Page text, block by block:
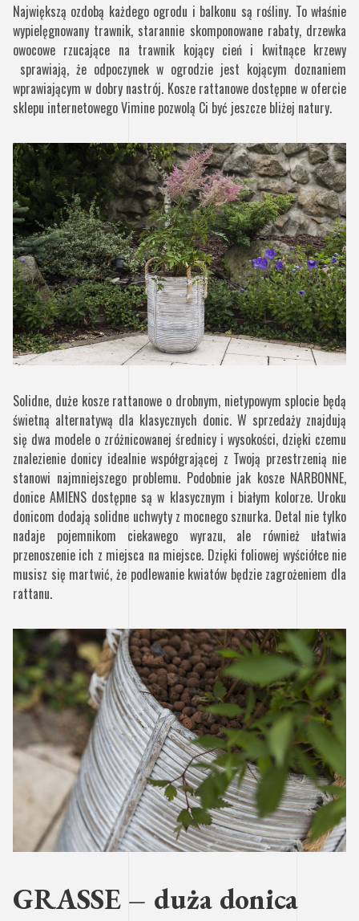
Największą ozdobą każdego ogrodu i balkonu są rośliny. To właśnie
wypielęgnowany trawnik, starannie skomponowane rabaty, drzewka
owocowe rzucające na trawnik kojący cień i kwitnące krzewy
sprawiają, że odpoczynek w ogrodzie jest kojącym doznaniem
wprawiającym w dobry nastrój. Kosze rattanowe dostępne w ofercie
sklepu internetowego Vimine pozwolą Ci być jeszcze bliżej natury.
Solidne, duże kosze rattanowe o drobnym, nietypowym splocie będą
świetną alternatywą dla klasycznych donic. W sprzedaży znajdują
się dwa modele o zróżnicowanej średnicy i wysokości, dzięki czemu
znalezienie donicy idealnie współgrającej z Twoją przestrzenią nie
stanowi najmniejszego problemu. Podobnie jak kosze NARBONNE,
donice AMIENS dostępne są w klasycznym i białym kolorze. Uroku
donicom dodają solidne uchwyty z mocnego sznurka. Detal nie tylko
nadaje pojemnikom ciekawego wyrazu, ale również ułatwia
przenoszenie ich z miejsca na miejsce. Dzięki foliowej wyściółce nie
musisz się martwić, że podlewanie kwiatów będzie zagrożeniem dla
rattanu.
GRASSE – duża donica